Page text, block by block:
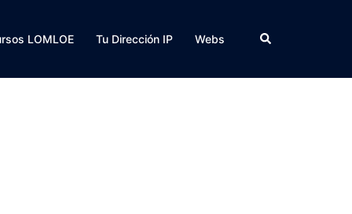
LOMLOE Tu Dirección IP Webs Buscar